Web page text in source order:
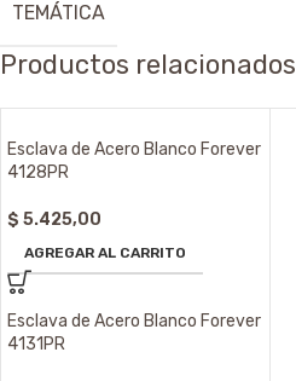
TEMÁTICA
Productos relacionados
Esclava de Acero Blanco Forever
4128PR
$ 5.425,00
AGREGAR AL CARRITO
Esclava de Acero Blanco Forever
4131PR